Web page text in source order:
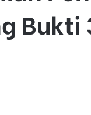
Bukti